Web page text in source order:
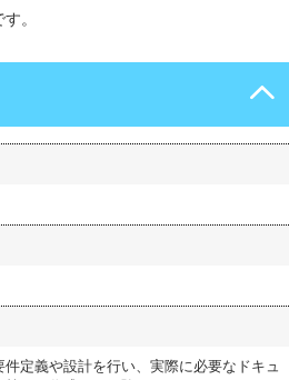
。
件定義や設計を行い、実際に必要なドキュ